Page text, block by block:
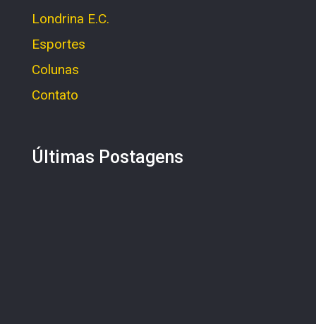
Londrina E.C.
Esportes
Colunas
Contato
Últimas Postagens